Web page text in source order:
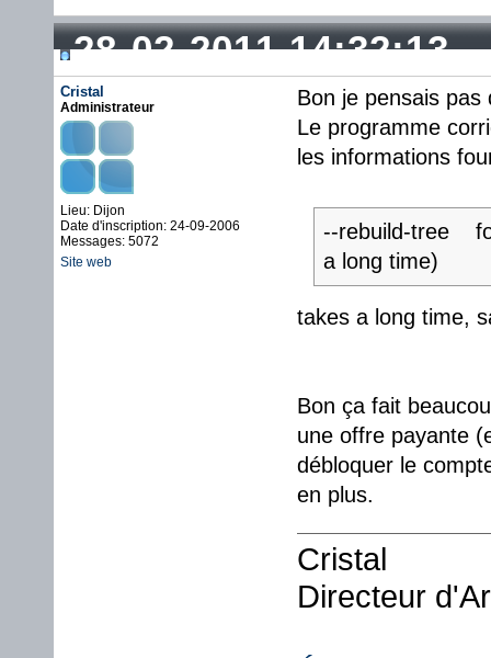
28-02-2011 14:32:13
Cristal
Administrateur
Lieu: Dijon
Date d'inscription: 24-09-2006
Messages: 5072
Site web
Bon je pensais
Le programme
les informations
--rebuild-tree
a long time)
takes a long time,
Bon ça fait
une offre payante
débloquer le
en plus.
Cristal
Directeur